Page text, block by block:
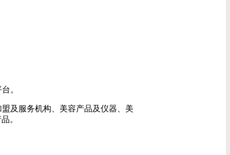
。
及服务机构、美容产品及仪器、美
。